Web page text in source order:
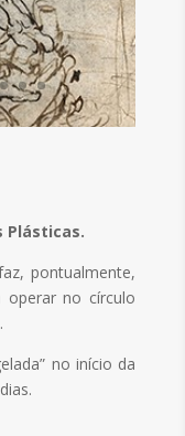
Plásticas.
pontualmente,
operar no círculo
no início da